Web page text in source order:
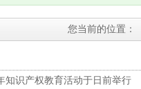
您当前的位置：
知识产权教育活动于日前举行